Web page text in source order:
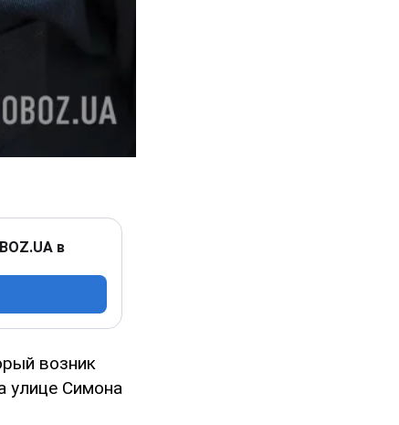
в
возник
улице Симона